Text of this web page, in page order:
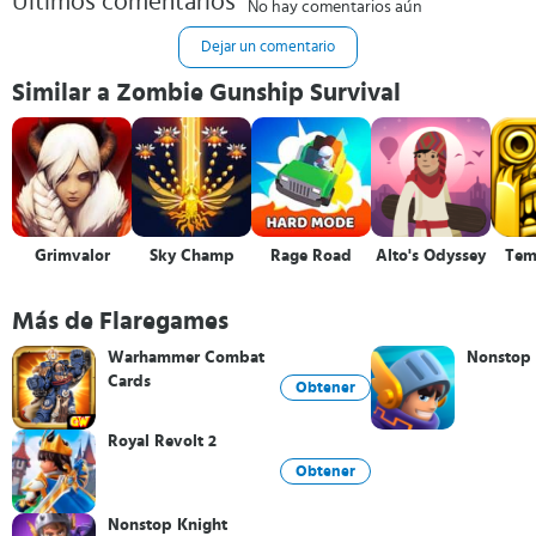
No hay comentarios aún
Dejar un comentario
Similar a Zombie Gunship Survival
Grimvalor Sky Champ Rage Road Alto's Odyssey
Más de Flaregames
Warhammer Combat
Cards
Obtener
Royal Revolt 2
Obtener
Nonstop Knight